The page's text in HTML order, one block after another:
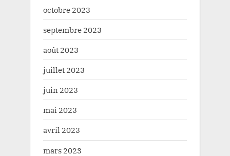
octobre 2023
septembre 2023
août 2023
juillet 2023
juin 2023
mai 2023
avril 2023
mars 2023